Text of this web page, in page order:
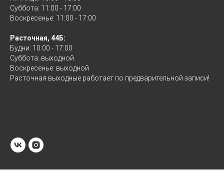
Суббота: 11:00 - 17:00
Воскресенье: 11:00 - 17:00
Расточная, 44Б:
Будни: 10:00 - 17:00
Суббота: выходной
Воскресенье: выходной
Расточная выходные работает по предварительной записи!